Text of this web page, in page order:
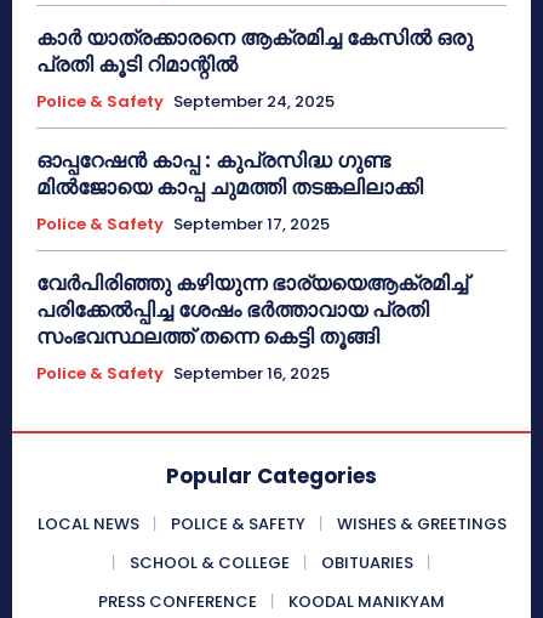
കാർ യാത്രക്കാരനെ ആക്രമിച്ച കേസിൽ ഒരു
പ്രതി കൂടി റിമാന്റിൽ
Police & Safety September 24, 2025
ഓപ്പറേഷൻ കാപ്പ : കുപ്രസിദ്ധ ഗുണ്ട
മിൽജോയെ കാപ്പ ചുമത്തി തടങ്കലിലാക്കി
Police & Safety September 17, 2025
വേർപിരിഞ്ഞു കഴിയുന്ന ഭാര്യയെആക്രമിച്ച്
പരിക്കേൽപ്പിച്ച ശേഷം ഭർത്താവായ പ്രതി
സംഭവസ്ഥലത്ത് തന്നെ കെട്ടി തൂങ്ങി
Police & Safety September 16, 2025
Popular Categories
LOCAL NEWS POLICE & SAFETY
WISHES & GREETINGS
SCHOOL & COLLEGE
OBITUARIES
PRESS CONFERENCE
KOODAL MANIKYAM